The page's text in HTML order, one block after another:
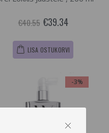
€40.55 €39.34
LISA OSTUKORVI
-3%